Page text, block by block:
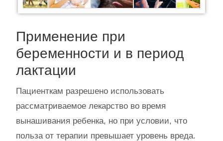
Применение при
беременности и в период
лактации
Пациенткам разрешено использовать
рассматриваемое лекарство во время
вынашивания ребенка, но при условии, что
польза от терапии превышает уровень вреда.